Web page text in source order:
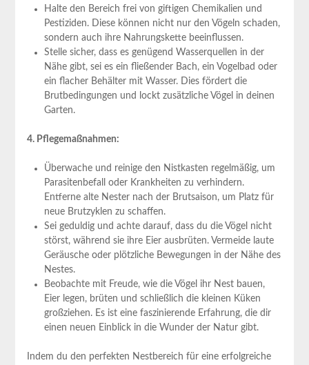
Halte den Bereich frei von giftigen Chemikalien und
Pestiziden. Diese können nicht nur den Vögeln schaden,
sondern auch ihre Nahrungskette beeinflussen.
Stelle sicher, dass es genügend Wasserquellen in der
Nähe gibt, sei es ein fließender Bach, ein Vogelbad oder
ein flacher Behälter mit Wasser. Dies fördert die
Brutbedingungen und lockt zusätzliche Vögel in deinen
Garten.
4. Pflegemaßnahmen:
Überwache und reinige den Nistkasten regelmäßig, um
Parasitenbefall oder Krankheiten zu verhindern.
Entferne alte Nester nach der Brutsaison, um Platz für
neue Brutzyklen zu schaffen.
Sei geduldig und achte darauf, dass du die Vögel nicht
störst, während sie ihre Eier ausbrüten. Vermeide laute
Geräusche oder plötzliche Bewegungen in der Nähe des
Nestes.
Beobachte mit Freude, wie die Vögel ihr Nest bauen,
Eier legen, brüten und schließlich die kleinen Küken
großziehen. Es ist eine faszinierende Erfahrung, die dir
einen neuen Einblick in die Wunder der Natur gibt.
Indem du den perfekten Nestbereich für eine erfolgreiche